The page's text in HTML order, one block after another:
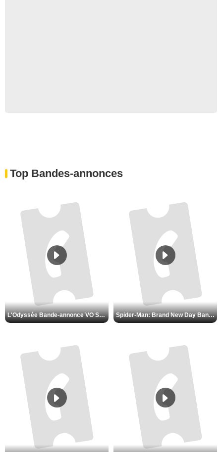
Top Bandes-annonces
L'Odyssée Bande-annonce VO STFR Spider-Man: Brand New Day Bande-annonce VO STFR